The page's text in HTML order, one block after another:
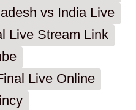
vs India Live
Live Stream Link
Live Online